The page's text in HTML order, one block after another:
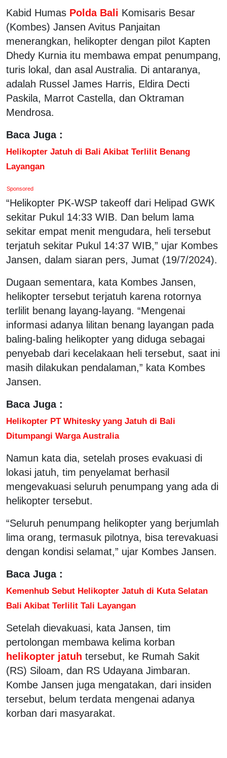
Kabid Humas Polda Bali Komisaris Besar
(Kombes) Jansen Avitus Panjaitan
menerangkan, helikopter dengan pilot Kapten
Dhedy Kurnia itu membawa empat penumpang,
turis lokal, dan asal Australia. Di antaranya,
adalah Russel James Harris, Eldira Decti
Paskila, Marrot Castella, dan Oktraman
Mendrosa.
Baca Juga :
Helikopter Jatuh di Bali Akibat Terlilit Benang
Layangan
Sponsored
“Helikopter PK-WSP takeoff dari Helipad GWK
sekitar Pukul 14:33 WIB. Dan belum lama
sekitar empat menit mengudara, heli tersebut
terjatuh sekitar Pukul 14:37 WIB,” ujar Kombes
Jansen, dalam siaran pers, Jumat (19/7/2024).
Dugaan sementara, kata Kombes Jansen,
helikopter tersebut terjatuh karena rotornya
terlilit benang layang-layang. “Mengenai
informasi adanya lilitan benang layangan pada
baling-baling helikopter yang diduga sebagai
penyebab dari kecelakaan heli tersebut, saat ini
masih dilakukan pendalaman,” kata Kombes
Jansen.
Baca Juga :
Helikopter PT Whitesky yang Jatuh di Bali
Ditumpangi Warga Australia
Namun kata dia, setelah proses evakuasi di
lokasi jatuh, tim penyelamat berhasil
mengevakuasi seluruh penumpang yang ada di
helikopter tersebut.
“Seluruh penumpang helikopter yang berjumlah
lima orang, termasuk pilotnya, bisa terevakuasi
dengan kondisi selamat,” ujar Kombes Jansen.
Baca Juga :
Kemenhub Sebut Helikopter Jatuh di Kuta Selatan
Bali Akibat Terlilit Tali Layangan
Setelah dievakuasi, kata Jansen, tim
pertolongan membawa kelima korban
helikopter jatuh tersebut, ke Rumah Sakit
(RS) Siloam, dan RS Udayana Jimbaran.
Kombe Jansen juga mengatakan, dari insiden
tersebut, belum terdata mengenai adanya
korban dari masyarakat.